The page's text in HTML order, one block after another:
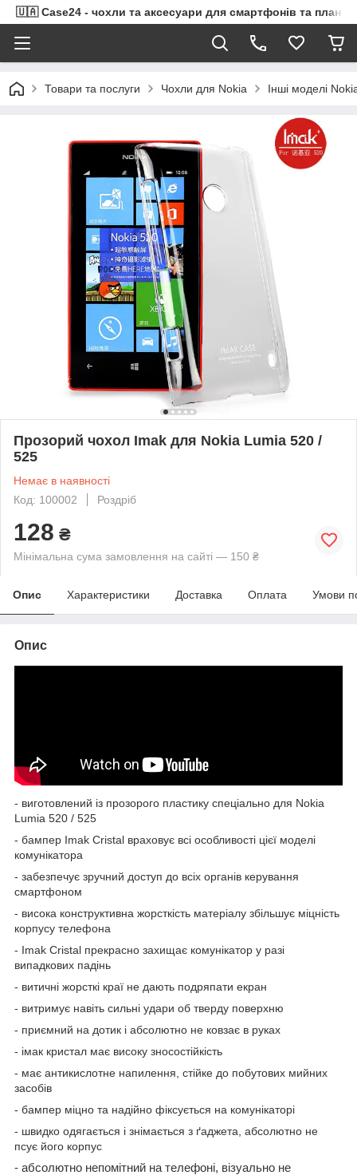
🇺🇦 Case24 - чохли та аксесуари для смартфонів та
Товари та послуги Чохли для Nokia Інші моделі
Прозорий чохол Imak для Nokia Lumia 520 /
525
Немає в наявності
Код: 100002
Роздріб
128 ₴
Мінімальна сума замовлення на сайті — 150 ₴
Опис Характеристики Доставка Оплата Умови
Опис
- виготовлений із прозорого пластику спеціально для Nokia
Lumia 520 / 525
- бампер Imak Cristal враховує всі особливості цієї моделі
комунікатора
- забезпечує зручний доступ до всіх органів керування
смартфоном
- висока конструктивна жорсткість матеріалу збільшує міцність
корпусу телефона
- Imak Cristal прекрасно захищає комунікатор у разі
випадкових падінь
- витичні жорсткі краї не дають подряпати екран
- витримує навіть сильні удари об тверду поверхню
- приємний на дотик і абсолютно не ковзає в руках
- імак кристал має високу зносостійкість
- має антикислотне напилення, стійке до побутових мийних
засобів
- бампер міцно та надійно фіксується на комунікаторі
- швидко одягається і знімається з ґаджета, абсолютно не
псує його корпус
- абсолютно непомітний на телефоні, візуально не